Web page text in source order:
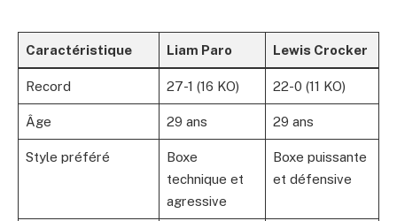
Caractéristique Liam Paro Lewis Crocker
Record 27-1 (16 KO) 22-0 (11 KO)
Âge 29 ans 29 ans
Style préféré
Boxe
technique et
agressive
Boxe puissante
et défensive